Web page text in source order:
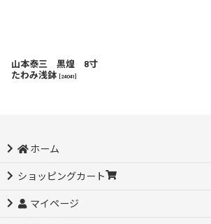
山本泰三 黒煌 8寸
たわみ浅鉢
24041
ホーム
ショッピングカート
マイページ